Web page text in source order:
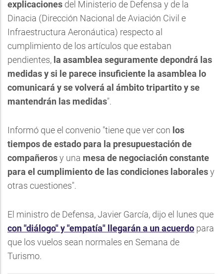
explicaciones del Ministerio de Defensa y de la
Dinacia (Dirección Nacional de Aviación Civil e
Infraestructura Aeronáutica) respecto al
cumplimiento de los artículos que estaban
pendientes, la asamblea seguramente depondrá las
medidas y si le parece insuficiente la asamblea lo
comunicará y se volverá al ámbito tripartito y se
mantendrán las medidas".
Informó que el convenio "tiene que ver con los
tiempos de estado para la presupuestación de
compañerosy una mesa de negociación constante
para el cumplimiento de las condiciones laboralesy
otras cuestiones".
El ministro de Defensa, Javier García, dijo el lunes que
con "diálogo" y "empatía" llegarán a un acuerdo para
que los vuelos sean normales en Semana de
Turismo.